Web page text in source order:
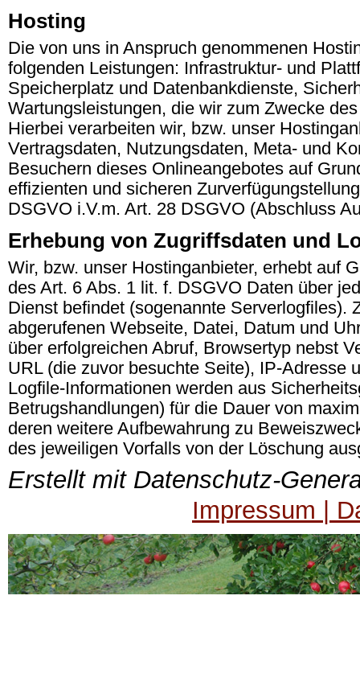
Hosting
Die von uns in Anspruch genommenen
folgenden Leistungen: Infrastruktur- und
Speicherplatz und Datenbankdienste,
Wartungsleistungen, die wir zum Zwecke
Hierbei verarbeiten wir, bzw. unser
Vertragsdaten, Nutzungsdaten, Meta- und
Besuchern dieses Onlineangebotes auf
effizienten und sicheren
DSGVO i.V.m. Art. 28 DSGVO (Abschluss
Erhebung von Zugriffsdaten und
Wir, bzw. unser Hostinganbieter, erhebt auf
des Art. 6 Abs. 1 lit. f. DSGVO Daten über
Dienst befindet (sogenannte Serverlogfiles).
abgerufenen Webseite, Datei, Datum und
über erfolgreichen Abruf, Browsertyp nebst
URL (die zuvor besuchte Seite), IP-Adresse
Logfile-Informationen werden aus
Betrugshandlungen) für die Dauer von
deren weitere Aufbewahrung zu
des jeweiligen Vorfalls von der Löschung
Erstellt mit Datenschutz-
Impressum |